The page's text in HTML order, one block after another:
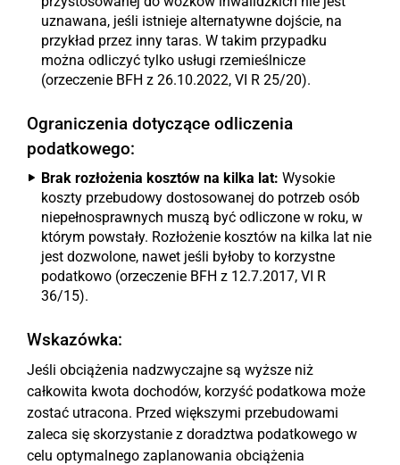
uznawana, jeśli istnieje alternatywne dojście, na
przykład przez inny taras. W takim przypadku
można odliczyć tylko usługi rzemieślnicze
(orzeczenie BFH z 26.10.2022, VI R 25/20).
Ograniczenia dotyczące odliczenia
podatkowego:
Brak rozłożenia kosztów na kilka lat: Wysokie
koszty przebudowy dostosowanej do potrzeb osób
niepełnosprawnych muszą być odliczone w roku, w
którym powstały. Rozłożenie kosztów na kilka lat nie
jest dozwolone, nawet jeśli byłoby to korzystne
podatkowo (orzeczenie BFH z 12.7.2017, VI R
36/15).
Wskazówka:
Jeśli obciążenia nadzwyczajne są wyższe niż
całkowita kwota dochodów, korzyść podatkowa może
zostać utracona. Przed większymi przebudowami
zaleca się skorzystanie z doradztwa podatkowego w
celu optymalnego zaplanowania obciążenia